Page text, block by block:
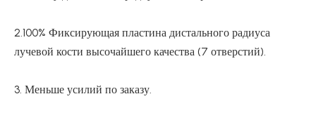
2.100% Фиксирующая пластина дистального радиуса
лучевой кости высочайшего качества (7 отверстий).
3. Меньше усилий по заказу.